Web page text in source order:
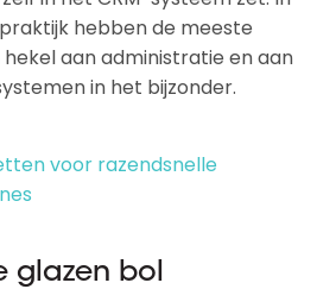
hebben de meeste
aan administratie en aan
in het bijzonder.
voor razendsnelle
glazen bol